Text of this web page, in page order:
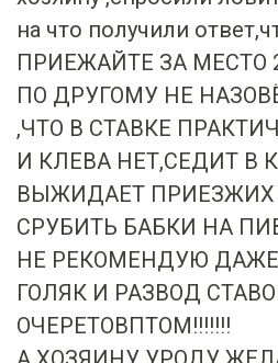
ПРИЕЖАЙТЕ ЗА МЕСТО
ПО ДРУГОМУ НЕ
,ЧТО В СТАВКЕ
И КЛЕВА НЕТ,СЕДИТ В
ВЫЖИДАЕТ ПРИЕЗЖИХ
СРУБИТЬ БАБКИ НА
НЕ РЕКОМЕНДУЮ ДАЖЕ
ГОЛЯК И РАЗВОД
ОЧЕРЕТОВПТОМ!!!!!!!
А ХОЗЯИНУ УРОДУ
СТАВОК ВЫСОХ